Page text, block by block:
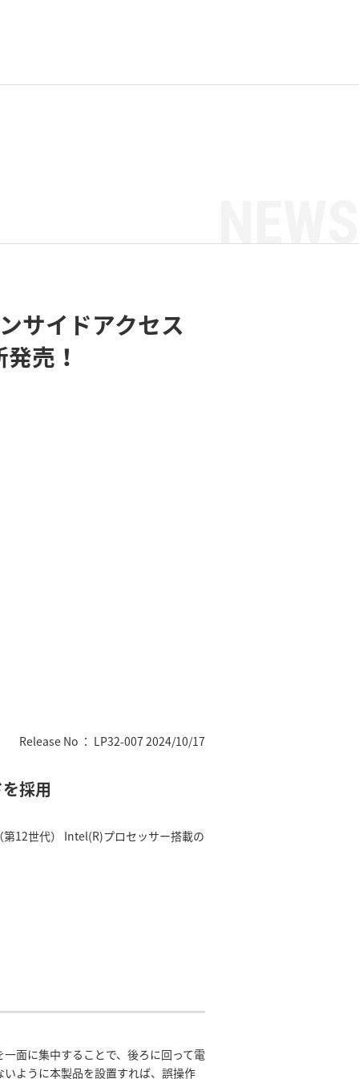
サイドアクセス
売！
Release No ： LP32-007 2024/10/17
採用
12世代） Intel(R)プロセッサー搭載の
面に集中することで、後ろに回って電
ように本製品を設置すれば、誤操作